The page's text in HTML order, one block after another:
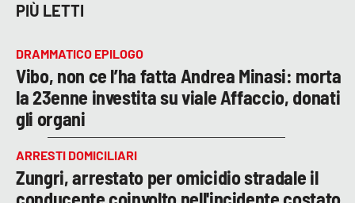
PIÙ LETTI
DRAMMATICO EPILOGO
Vibo, non ce l’ha fatta Andrea Minasi: morta
la 23enne investita su viale Affaccio, donati
gli organi
ARRESTI DOMICILIARI
Zungri, arrestato per omicidio stradale il